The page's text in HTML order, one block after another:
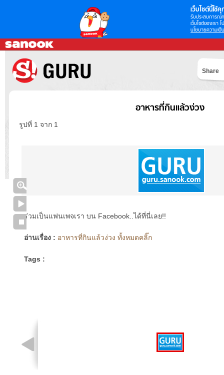
เว็บไซต์นี้ใช้คุ
รับประสบการณ์
เว็บไซต์ของเรา
นโยบายความเป็
Share
อาหารที่กินแล้วง่วง
รูปที่ 1 จาก 1
ร่วมเป็นแฟนเพจเรา บน Facebook..ได้ที่นี่เลย!!
อ่านเรื่อง : อาหารที่กินแล้วง่วง ทั้งหมดคลิ๊ก
Tags :